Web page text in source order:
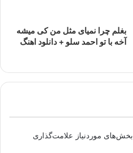
بغلم چرا نمیای مثل من کی میشه
آخه با تو احمد سلو + دانلود اهنگ
بخش‌های موردنیاز علامت‌گذاری